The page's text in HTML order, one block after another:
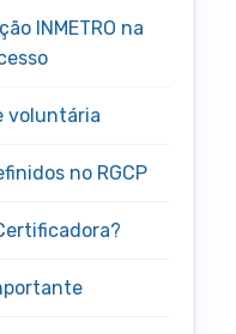
INMETRO na
voluntária
no RGCP